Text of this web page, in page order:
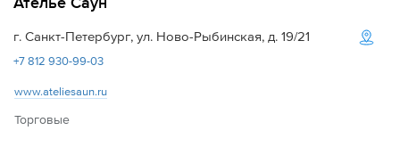
г. Санкт-Петербург, ул. Ново-Рыбинская, д. 19/21
+7 812 930-99-03
www.ateliesaun.ru
Торговые